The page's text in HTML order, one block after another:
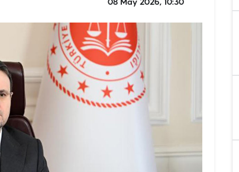
08 May 2026, 10:30